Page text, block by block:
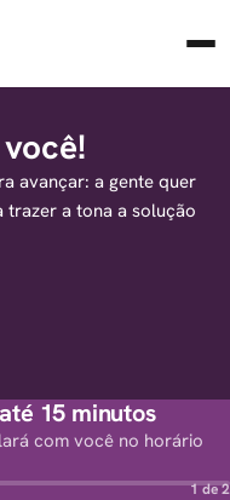
avançar: a gente quer
trazer a tona a solução
15 minutos
com você no horário
1 de 2